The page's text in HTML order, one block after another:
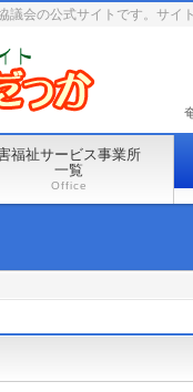
会の公式サイトです。サイ
福祉サービス事業所
一覧
Office